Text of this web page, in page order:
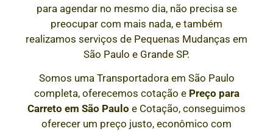
para agendar no mesmo dia, não precisa se
preocupar com mais nada, e também
realizamos serviços de Pequenas Mudanças em
São Paulo e Grande SP.
Somos uma Transportadora em São Paulo
completa, oferecemos cotação e Preço para
Carreto em São Paulo e Cotação, conseguimos
oferecer um preço justo, econômico com